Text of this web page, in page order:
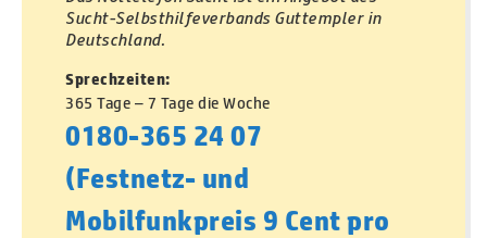
Sucht-Selbsthilfeverbands Guttempler in
Deutschland.
Sprechzeiten:
365 Tage – 7 Tage die Woche
0180-365 24 07
(Festnetz- und
Mobilfunkpreis 9 Cent pro